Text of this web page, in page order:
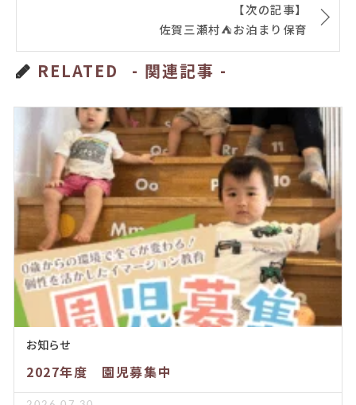
【次の記事】
佐賀三瀬村⛺️お泊まり保育
RELATED - 関連記事 -
お知らせ
2027年度 園児募集中